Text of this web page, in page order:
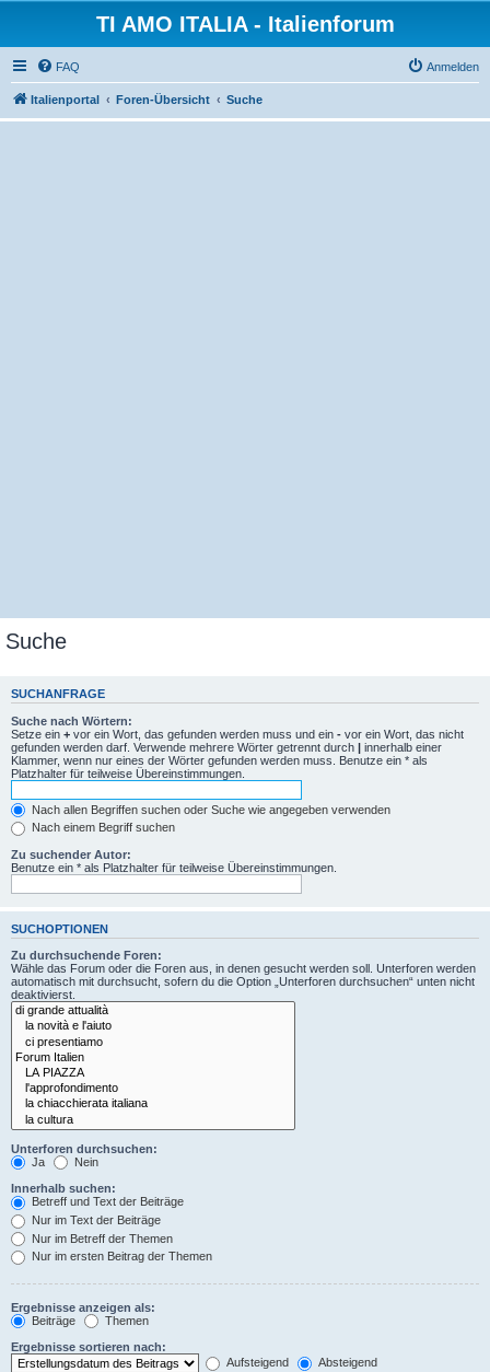
TI AMO ITALIA - Italienforum
FAQ Anmelden
Italienportal Foren-Übersicht Suche
Suche
SUCHANFRAGE
Suche nach Wörtern:
Setze ein + vor ein Wort, das gefunden werden muss und ein - vor ein Wort, das nicht
gefunden werden darf. Verwende mehrere Wörter getrennt durch | innerhalb einer
Klammer, wenn nur eines der Wörter gefunden werden muss. Benutze ein * als
Platzhalter für teilweise Übereinstimmungen.
Nach allen Begriffen suchen oder Suche wie angegeben verwenden
Nach einem Begriff suchen
Zu suchender Autor:
Benutze ein * als Platzhalter für teilweise Übereinstimmungen.
SUCHOPTIONEN
Zu durchsuchende Foren:
Wähle das Forum oder die Foren aus, in denen gesucht werden soll. Unterforen werden
automatisch mit durchsucht, sofern du die Option „Unterforen durchsuchen“ unten nicht
deaktivierst.
Unterforen durchsuchen:
Ja
Nein
Innerhalb suchen:
Betreff und Text der Beiträge
Nur im Text der Beiträge
Nur im Betreff der Themen
Nur im ersten Beitrag der Themen
Ergebnisse anzeigen als:
Beiträge
Themen
Ergebnisse sortieren nach:
Aufsteigend
Absteigend